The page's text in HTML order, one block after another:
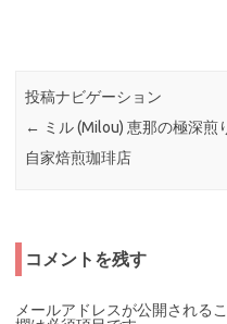
投稿ナビゲーション
← ミル (Milou) 恵那の極深煎
自家焙煎珈琲店
コメントを残す
メールアドレスが公開される